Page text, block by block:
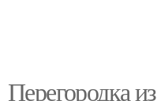
Перегородка